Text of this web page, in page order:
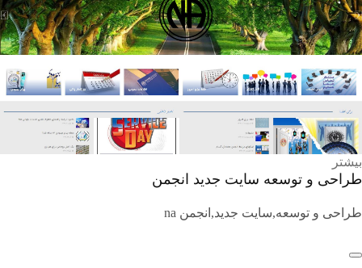
بیشتر
طراحی و توسعه سایت جدید انجمن
طراحی و توسعه,سایت جدید,انجمن na